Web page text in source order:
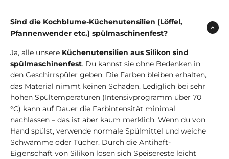
Sind die Kochblume-Küchenutensilien (Löffel,
Pfannenwender etc.) spülmaschinenfest?
Ja, alle unsere Küchenutensilien aus Silikon sind
spülmaschinenfest. Du kannst sie ohne Bedenken in
den Geschirrspüler geben. Die Farben bleiben erhalten,
das Material nimmt keinen Schaden. Lediglich bei sehr
hohen Spültemperaturen (Intensivprogramm über 70
°C) kann auf Dauer die Farbintensität minimal
nachlassen – das ist aber kaum merklich. Wenn du von
Hand spülst, verwende normale Spülmittel und weiche
Schwämme oder Tücher. Durch die Antihaft-
Eigenschaft von Silikon lösen sich Speisereste leicht